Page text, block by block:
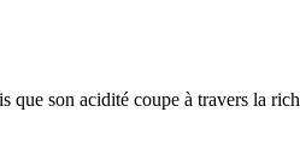
son acidité coupe à travers la